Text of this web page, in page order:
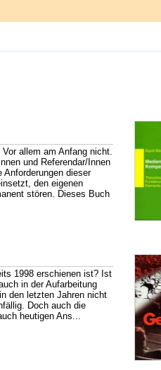
allem am Anfang nicht.
und Referendar/Innen
dieser
den eigenen
stören. Dieses Buch
1998 erschienen ist? Ist
in der Aufarbeitung
den letzten Jahren nicht
Doch auch die
heutigen Ans...